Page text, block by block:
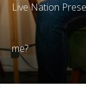
Live Nation
me?